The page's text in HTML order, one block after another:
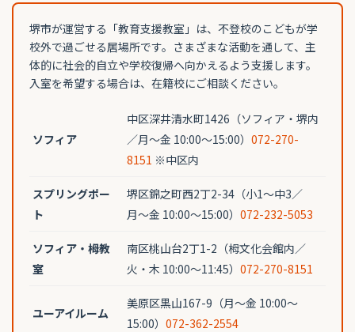
堺市が運営する「教育支援教室」は、不登校のこどもが学
校外で過ごせる居場所です。さまざまな活動を通して、主
体的に社会的自立や学校復帰へ向かえるよう支援します。
入室を希望する場合は、在籍校にご相談ください。
ソフィア
中区深井清水町1426（ソフィア・堺内
／月〜金 10:00〜15:00） 072-270-
8151 ※中区内
スプリングポー
ト
堺区錦之町西2丁2-34（小1〜中3／
月〜金 10:00〜15:00） 072-232-5053
ソフィア・栂教
室
南区桃山台2丁1-2（栂文化会館内／
火・木 10:00〜11:45） 072-270-8151
ユーアイルーム
美原区黒山167-9（月〜金 10:00〜
15:00） 072-362-2554